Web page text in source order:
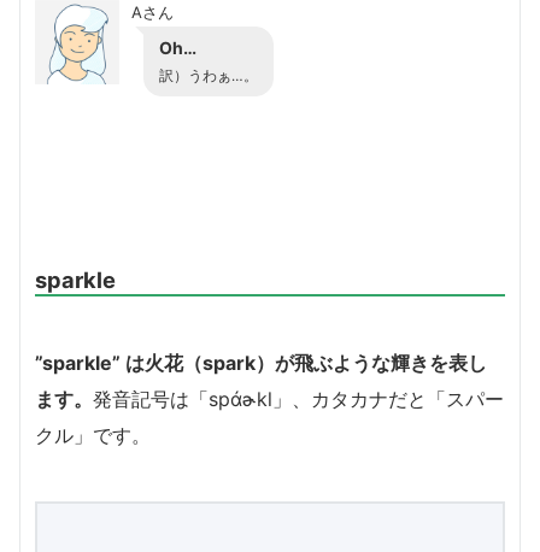
Aさん
Oh…
訳）うわぁ…。
sparkle
”sparkle” は火花（spark）が飛ぶような輝きを表し
ます。 発音記号は「spάɚkl」、カタカナだと「スパー
クル」です。